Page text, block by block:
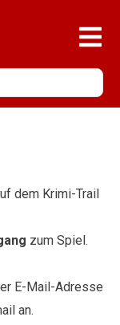
zum Spiel.
E-Mail-Adresse
an.